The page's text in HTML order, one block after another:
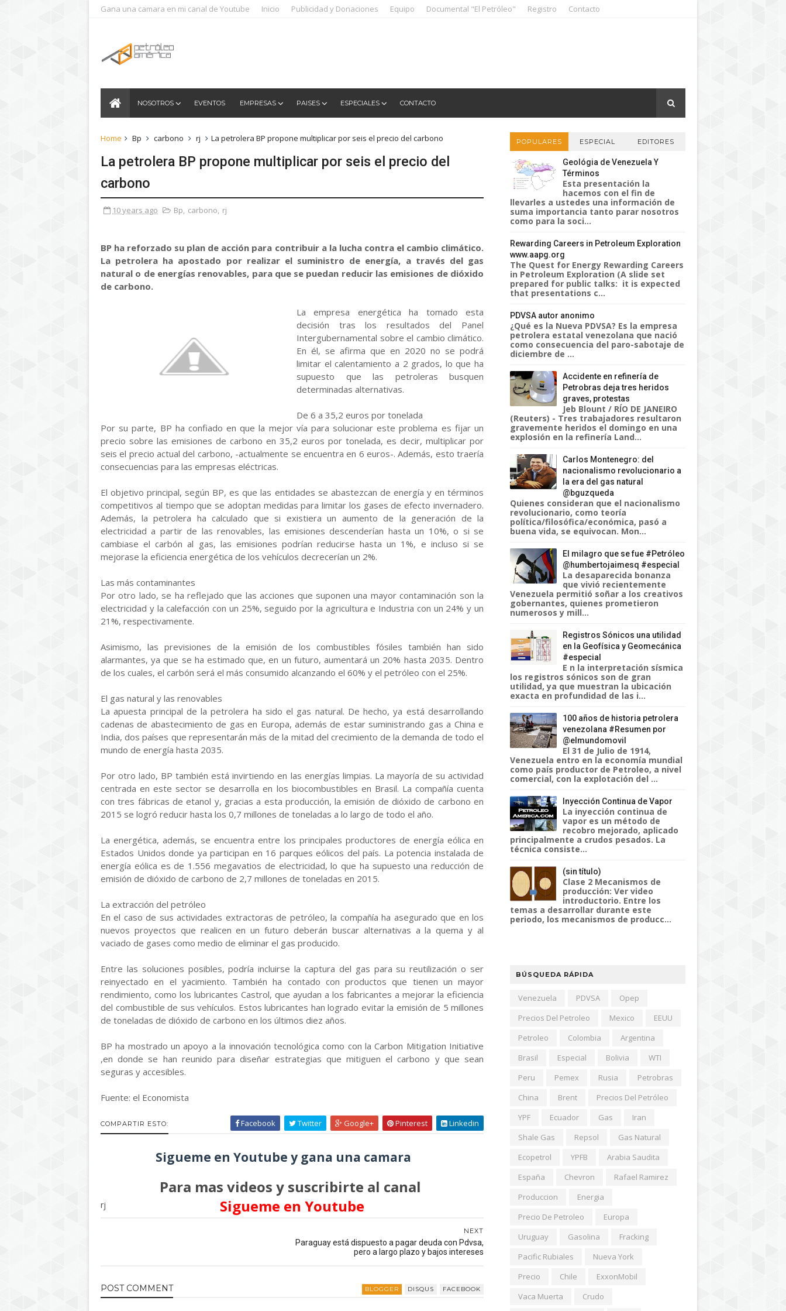
Gana una camara en mi canal de Youtube Inicio Publicidad y Donaciones Equipo Documental "El Petróleo" Registro Contacto
NOSOTROS EVENTOS EMPRESAS PAISES ESPECIALES CONTACTO
Home Bp carbono rj La petrolera BP propone multiplicar por seis el precio del carbono
La petrolera BP propone multiplicar por seis el precio del
carbono
10 years ago Bp, carbono, rj
BP ha reforzado su plan de acción para contribuir a la lucha contra el cambio climático.
La petrolera ha apostado por realizar el suministro de energía, a través del gas
natural o de energías renovables, para que se puedan reducir las emisiones de dióxido
de carbono.
La empresa energética ha tomado esta
decisión tras los resultados del Panel
Intergubernamental sobre el cambio climático.
En él, se afirma que en 2020 no se podrá
limitar el calentamiento a 2 grados, lo que ha
supuesto que las petroleras busquen
determinadas alternativas.
De 6 a 35,2 euros por tonelada
Por su parte, BP ha confiado en que la mejor vía para solucionar este problema es fijar un
precio sobre las emisiones de carbono en 35,2 euros por tonelada, es decir, multiplicar por
seis el precio actual del carbono, -actualmente se encuentra en 6 euros-. Además, esto traería
consecuencias para las empresas eléctricas.
El objetivo principal, según BP, es que las entidades se abastezcan de energía y en términos
competitivos al tiempo que se adoptan medidas para limitar los gases de efecto invernadero.
Además, la petrolera ha calculado que si existiera un aumento de la generación de la
electricidad a partir de las renovables, las emisiones descenderían hasta un 10%, o si se
cambiase el carbón al gas, las emisiones podrían reducirse hasta un 1%, e incluso si se
mejorase la eficiencia energética de los vehículos decrecerían un 2%.
Las más contaminantes
Por otro lado, se ha reflejado que las acciones que suponen una mayor contaminación son la
electricidad y la calefacción con un 25%, seguido por la agricultura e Industria con un 24% y un
21%, respectivamente.
Asimismo, las previsiones de la emisión de los combustibles fósiles también han sido
alarmantes, ya que se ha estimado que, en un futuro, aumentará un 20% hasta 2035. Dentro
de los cuales, el carbón será el más consumido alcanzando el 60% y el petróleo con el 25%.
El gas natural y las renovables
La apuesta principal de la petrolera ha sido el gas natural. De hecho, ya está desarrollando
cadenas de abastecimiento de gas en Europa, además de estar suministrando gas a China e
India, dos países que representarán más de la mitad del crecimiento de la demanda de todo el
mundo de energía hasta 2035.
Por otro lado, BP también está invirtiendo en las energías limpias. La mayoría de su actividad
centrada en este sector se desarrolla en los biocombustibles en Brasil. La compañía cuenta
con tres fábricas de etanol y, gracias a esta producción, la emisión de dióxido de carbono en
2015 se logró reducir hasta los 0,7 millones de toneladas a lo largo de todo el año.
La energética, además, se encuentra entre los principales productores de energía eólica en
Estados Unidos donde ya participan en 16 parques eólicos del país. La potencia instalada de
energía eólica es de 1.556 megavatios de electricidad, lo que ha supuesto una reducción de
emisión de dióxido de carbono de 2,7 millones de toneladas en 2015.
La extracción del petróleo
En el caso de sus actividades extractoras de petróleo, la compañía ha asegurado que en los
nuevos proyectos que realicen en un futuro deberán buscar alternativas a la quema y al
vaciado de gases como medio de eliminar el gas producido.
Entre las soluciones posibles, podría incluirse la captura del gas para su reutilización o ser
reinyectado en el yacimiento. También ha contado con productos que tienen un mayor
rendimiento, como los lubricantes Castrol, que ayudan a los fabricantes a mejorar la eficiencia
del combustible de sus vehículos. Estos lubricantes han logrado evitar la emisión de 5 millones
de toneladas de dióxido de carbono en los últimos diez años.
BP ha mostrado un apoyo a la innovación tecnológica como con la Carbon Mitigation Initiative
,en donde se han reunido para diseñar estrategias que mitiguen el carbono y que sean
seguras y accesibles.
Fuente: el Economista
COMPARTIR ESTO: Facebook Twitter Google+ Pinterest Linkedin
Sigueme en Youtube y gana una camara
Para mas videos y suscribirte al canal
Sigueme en Youtube
rj
NEXT
Paraguay está dispuesto a pagar deuda con Pdvsa,
pero a largo plazo y bajos intereses
POST COMMENT BLOGGER DISQUS FACEBOOK
POPULARES ESPECIAL EDITORES
Geológia de Venezuela Y
Términos
Esta presentación la
hacemos con el fin de
llevarles a ustedes una información de
suma importancia tanto parar nosotros
como para la soci...
Rewarding Careers in Petroleum Exploration
www.aapg.org
The Quest for Energy Rewarding Careers
in Petroleum Exploration (A slide set
prepared for public talks: it is expected
that presentations c...
PDVSA autor anonimo
¿Qué es la Nueva PDVSA? Es la empresa
petrolera estatal venezolana que nació
como consecuencia del paro-sabotaje de
diciembre de ...
Accidente en refinería de
Petrobras deja tres heridos
graves, protestas
Jeb Blount / RÍO DE JANEIRO
(Reuters) - Tres trabajadores resultaron
gravemente heridos el domingo en una
explosión en la refinería Land...
Carlos Montenegro: del
nacionalismo revolucionario a
la era del gas natural
@bguzqueda
Quienes consideran que el nacionalismo
revolucionario, como teoría
política/filosófica/económica, pasó a
buena vida, se equivocan. Mon...
El milagro que se fue #Petróleo
@humbertojaimesq #especial
La desaparecida bonanza
que vivió recientemente
Venezuela permitió soñar a los creativos
gobernantes, quienes prometieron
numerosos y mill...
Registros Sónicos una utilidad
en la Geofísica y Geomecánica
#especial
E n la interpretación sísmica
los registros sónicos son de gran
utilidad, ya que muestran la ubicación
exacta en profundidad de las i...
100 años de historia petrolera
venezolana #Resumen por
@elmundomovil
El 31 de Julio de 1914,
Venezuela entro en la economía mundial
como país productor de Petroleo, a nivel
comercial, con la explotación del ...
Inyección Continua de Vapor
La inyección continua de
vapor es un método de
recobro mejorado, aplicado
principalmente a crudos pesados. La
técnica consiste...
(sin título)
Clase 2 Mecanismos de
producción: Ver video
introductorio. Entre los
temas a desarrollar durante este
periodo, los mecanismos de producc...
BÚSQUEDA RÁPIDA
Venezuela PDVSA
Opep
Precios Del Petroleo
Mexico
EEUU
Petroleo
Colombia
Argentina
Brasil
Especial Bolivia
WTI
Peru
Pemex Rusia
Petrobras
China
Brent
Precios Del Petróleo
YPF
Ecuador Gas
Iran
Shale Gas
Repsol
Gas Natural
Ecopetrol
YPFB
Arabia Saudita
España
Chevron
Rafael Ramirez
Produccion
Energia
Precio De Petroleo
Europa
Uruguay
Gasolina
Fracking
Pacific Rubiales
Nueva York
Precio
Chile
ExxonMobil
Vaca Muerta
Crudo